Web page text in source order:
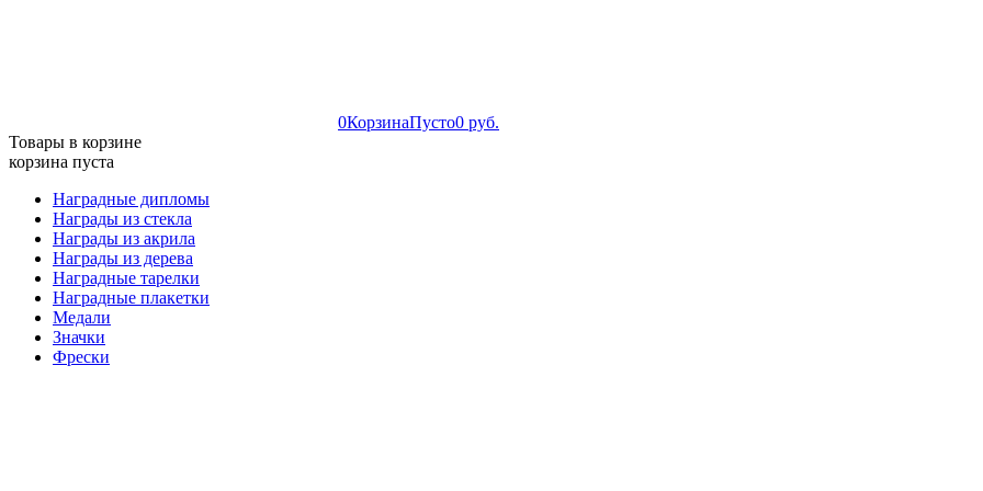
0КорзинаПусто0 руб.
Товары в корзине
корзина пуста
Наградные дипломы
Награды из стекла
Награды из акрила
Награды из дерева
Наградные тарелки
Наградные плакетки
Медали
Значки
Фрески